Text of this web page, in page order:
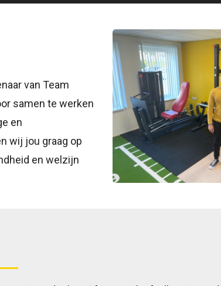
van Team
samen te werken
en
wij jou graag op
en welzijn